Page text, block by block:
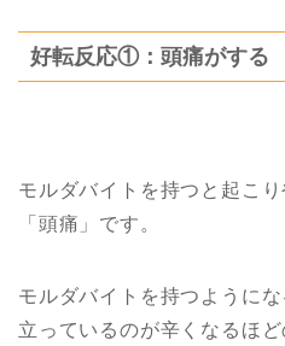
好転反応①：頭痛がする
モルダバイトを持つと起こ
「頭痛」です。
モルダバイトを持つように
立っているのが辛くなるほ